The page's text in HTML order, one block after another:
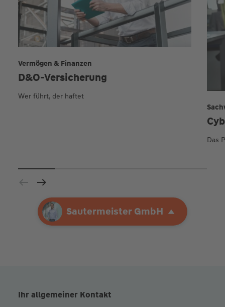
Ihre AgenturSautermeister GmbH
Sautermeister GmbH
D&O-Versicherung
Vermögen & Finanzen
Wer führt, der haftet
Das
Ihr allgemeiner Kontakt